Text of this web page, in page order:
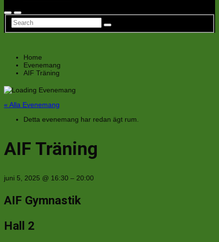
Home
Evenemang
AIF Träning
« Alla Evenemang
Detta evenemang har redan ägt rum.
AIF Träning
juni 5, 2025 @ 16:30 – 20:00
AIF Gymnastik
Hall 2